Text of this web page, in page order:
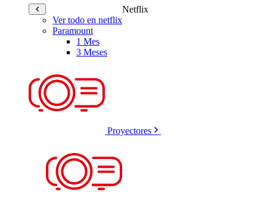
Netflix
Ver todo en netflix
Paramount
1 Mes
3 Meses
Proyectores